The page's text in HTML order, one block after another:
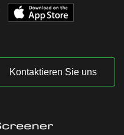
Kontaktieren Sie uns